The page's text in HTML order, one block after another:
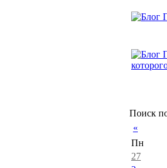
Поиск
«
Пн
27